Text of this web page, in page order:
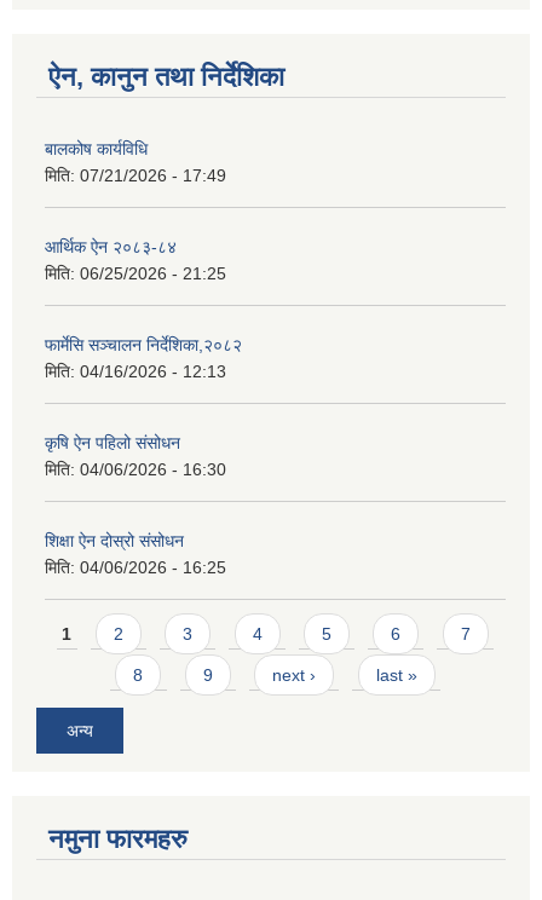
ऐन, कानुन तथा निर्देशिका
बालकोष कार्यविधि
मिति: 07/21/2026 - 17:49
आर्थिक ऐन २०८३-८४
मिति: 06/25/2026 - 21:25
फार्मेसि सञ्चालन निर्देशिका,२०८२
मिति: 04/16/2026 - 12:13
कृषि ऐन पहिलो संसोधन
मिति: 04/06/2026 - 16:30
शिक्षा ऐन दोस्रो संसोधन
मिति: 04/06/2026 - 16:25
Pages
1 2 3 4 5 6 7
8 9 next › last »
अन्य
नमुना फारमहरु